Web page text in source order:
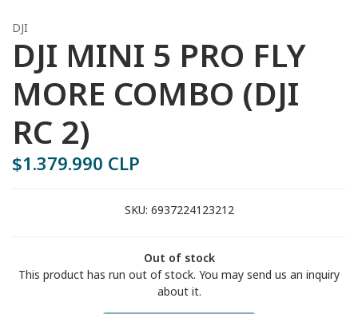
DJI
DJI MINI 5 PRO FLY
MORE COMBO (DJI
RC 2)
$1.379.990 CLP
SKU: 6937224123212
Out of stock
This product has run out of stock. You may send us an inquiry
about it.